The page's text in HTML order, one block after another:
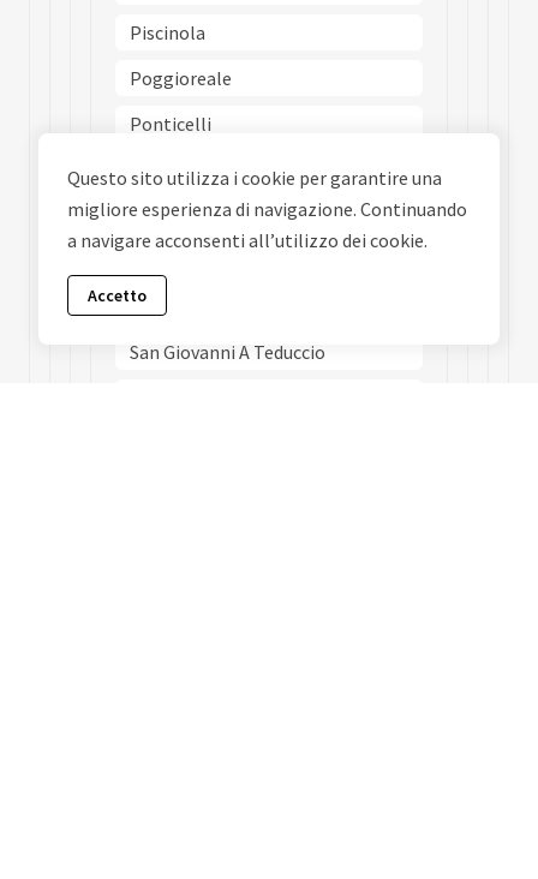
Piscinola
Poggioreale
Ponticelli
Porto
Posillipo
San Ferdinando
San Giovanni A Teduccio
Questo sito utilizza i cookie per garantire una
migliore esperienza di navigazione. Continuando
a navigare acconsenti all’utilizzo dei cookie.
Accetto